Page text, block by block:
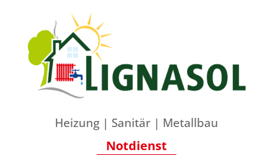
Heizung | Sanitär | Metallbau
Notdienst